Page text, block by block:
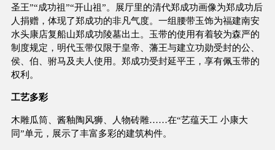
圣王”“成功祖”“开山祖”。展厅里的清代郑成功画像为郑成功后
人捐赠，体现了郑成功的非凡气度。一组腰带玉饰为福建南安
水头康店复船山郑成功陵墓出土。玉带的使用有着较为森严的
制度规定，明代玉带仅限于皇帝、藩王与建立功勋受封的公、
侯、伯、驸马及夫人使用。郑成功受封延平王，享有佩玉带的
权利。
工艺多彩
木雕瓜筒、酱釉陶风狮、人物砖雕……在“艺蕴天工 小康大
同”单元，展示了丰富多彩的建筑构件。